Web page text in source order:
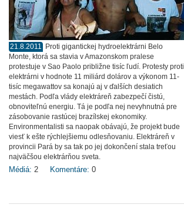
21.8.2011
Proti gigantickej hydroelektrárni Belo
Monte, ktorá sa stavia v Amazonskom pralese
protestuje v Sao Paolo približne tisíc ľudí. Protesty proti
elektrárni v hodnote 11 miliárd dolárov a výkonom 11-
tisíc megawattov sa konajú aj v ďalších desiatich
mestách. Podľa vlády elektráreň zabezpečí čistú,
obnoviteľnú energiu. Tá je podľa nej nevyhnutná pre
zásobovanie rastúcej brazílskej ekonomiky.
Environmentalisti sa naopak obávajú, že projekt bude
viesť k ešte rýchlejšiemu odlesňovaniu. Elektráreň v
provincii Pará by sa tak po jej dokončení stala treťou
najväčšou elektrárňou sveta.
Médiá: 2 Komentáre: 0